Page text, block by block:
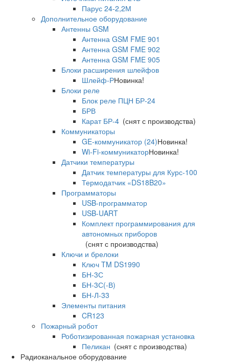
Парус 24-2,2М
Дополнительное оборудование
Антенны GSM
Антенна GSM FME 901
Антенна GSM FME 902
Антенна GSM FME 905
Блоки расширения шлейфов
Шлейф-РНовинка!
Блоки реле
Блок реле ПЦН БР-24
БРВ
Карат БР-4 (снят с производства)
Коммуникаторы
GE-коммуникатор (24)Новинка!
Wi-Fi-коммуникаторНовинка!
Датчики температуры
Датчик температуры для Курс-100
Термодатчик «DS18B20»
Программаторы
USB-программатор
USB-UART
Комплект программирования для
автономных приборов
(снят с производства)
Ключи и брелоки
Ключ TM DS1990
БН-3С
БН-3С(-В)
БН-Л-33
Элементы питания
CR123
Пожарный робот
Роботизированная пожарная установка
Пеликан (снят с производства)
Радиоканальное оборудование